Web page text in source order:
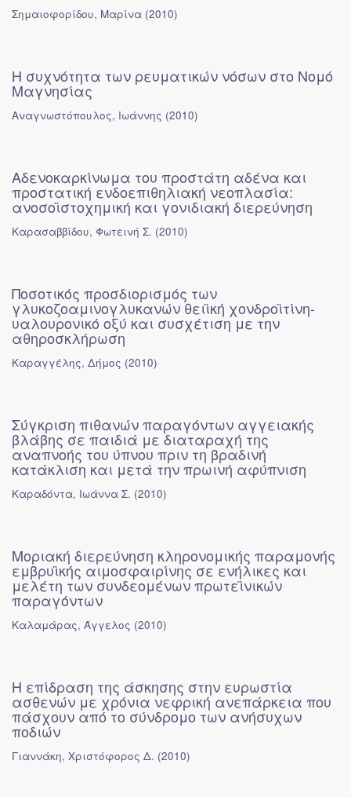
Σημαιοφορίδου, Μαρίνα (2010)
Η συχνότητα των ρευματικών νόσων στο Νομό
Μαγνησίας
Αναγνωστόπουλος, Ιωάννης (2010)
Αδενοκαρκίνωμα του προστάτη αδένα και
προστατική ενδοεπιθηλιακή νεοπλασία:
ανοσοϊστοχημική και γονιδιακή διερεύνηση
Καρασαββίδου, Φωτεινή Σ. (2010)
Ποσοτικός προσδιορισμός των
γλυκοζοαμινογλυκανών θειϊκή χονδροϊτίνη-
υαλουρονικό οξύ και συσχέτιση με την
αθηροσκλήρωση
Καραγγέλης, Δήμος (2010)
Σύγκριση πιθανών παραγόντων αγγειακής
βλάβης σε παιδιά με διαταραχή της
αναπνοής του ύπνου πριν τη βραδινή
κατάκλιση και μετά την πρωινή αφύπνιση
Καραδόντα, Ιωάννα Σ. (2010)
Μοριακή διερεύνηση κληρονομικής παραμονής
εμβρυϊκής αιμοσφαιρίνης σε ενήλικες και
μελέτη των συνδεομένων πρωτεϊνικών
παραγόντων
Καλαμάρας, Άγγελος (2010)
Η επίδραση της άσκησης στην ευρωστία
ασθενών με χρόνια νεφρική ανεπάρκεια που
πάσχουν από το σύνδρομο των ανήσυχων
ποδιών
Γιαννάκη, Χριστόφορος Δ. (2010)